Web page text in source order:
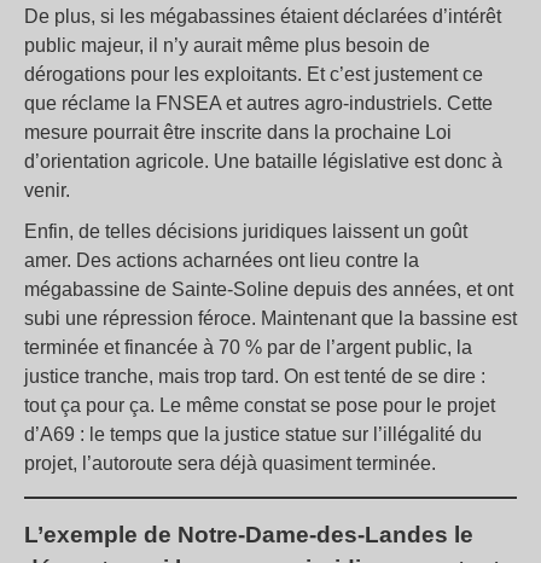
De plus, si les mégabassines étaient déclarées d’intérêt
public majeur, il n’y aurait même plus besoin de
dérogations pour les exploitants. Et c’est justement ce
que réclame la FNSEA et autres agro-industriels. Cette
mesure pourrait être inscrite dans la prochaine Loi
d’orientation agricole. Une bataille législative est donc à
venir.
Enfin, de telles décisions juridiques laissent un goût
amer. Des actions acharnées ont lieu contre la
mégabassine de Sainte-Soline depuis des années, et ont
subi une répression féroce. Maintenant que la bassine est
terminée et financée à 70 % par de l’argent public, la
justice tranche, mais trop tard. On est tenté de se dire :
tout ça pour ça. Le même constat se pose pour le projet
d’A69 : le temps que la justice statue sur l’illégalité du
projet, l’autoroute sera déjà quasiment terminée.
L’exemple de Notre-Dame-des-Landes le